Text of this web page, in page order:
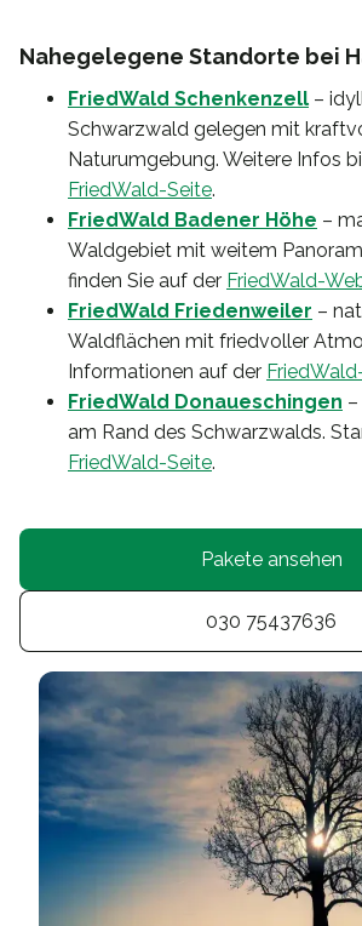
Nahegelegene Standorte bei
FriedWald Schenkenzell –
Schwarzwald gelegen mit
Naturumgebung. Weitere Infos
FriedWald-Seite.
FriedWald Badener Höhe –
Waldgebiet mit weitem
finden Sie auf der FriedWald-
FriedWald Friedenweiler –
Waldflächen mit friedvoller
Informationen auf der
FriedWald Donaueschingen
am Rand des Schwarzwalds.
FriedWald-Seite.
Pakete ansehen
030 75437636